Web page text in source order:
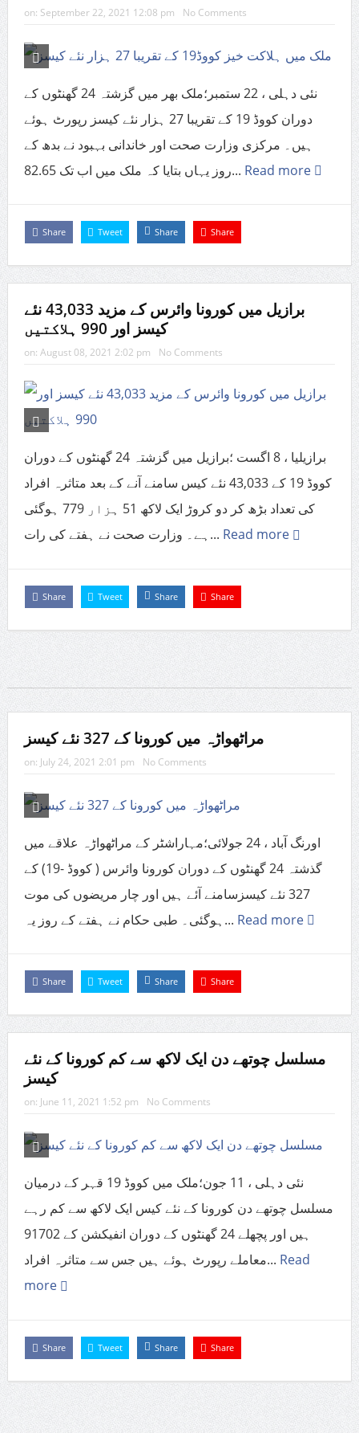
on: September 22, 2021 12:08 pm No Comments
نئی دہلی ، 22 ستمبر؛ملک بھر میں گزشتہ 24 گھنٹوں کے
دوران کووڈ 19 کے تقریبا 27 ہزار نئے کیسز رپورٹ ہوئے
ہیں۔ مرکزی وزارت صحت اور خاندانی بہبود نے بدھ کے
روز یہاں بتایا کہ ملک میں اب تک 82.65... Read more
Share Tweet Share Share
برازیل میں کورونا وائرس کے مزید 43,033 نئے
کیسز اور 990 ہلاکتیں
on: August 08, 2021 2:02 pm No Comments
برازیلیا ، 8 اگست ؛برازیل میں گزشتہ 24 گھنٹوں کے دوران
کووڈ 19 کے 43,033 نئے کیس سامنے آنے کے بعد متاثرہ افراد
کی تعداد بڑھ کر دو کروڑ ایک لاکھ 51 ہزار 779 ہوگئی
ہے۔ وزارت صحت نے ہفتے کی رات... Read more
Share Tweet Share Share
مراٹھواڑہ میں کورونا کے 327 نئے کیسز
on: July 24, 2021 2:01 pm No Comments
اورنگ آباد ، 24 جولائی؛مہاراشٹر کے مراٹھواڑہ علاقے میں
گذشتہ 24 گھنٹوں کے دوران کورونا وائرس ( کووڈ -19) کے
327 نئے کیسزسامنے آئے ہیں اور چار مریضوں کی موت
ہوگئی۔ طبی حکام نے ہفتے کے روز یہ... Read more
Share Tweet Share Share
مسلسل چوتھے دن ایک لاکھ سے کم کورونا کے نئے
کیسز
on: June 11, 2021 1:52 pm No Comments
نئی دہلی ، 11 جون؛ملک میں کووڈ 19 قہر کے درمیان
مسلسل چوتھے دن کورونا کے نئے کیس ایک لاکھ سے کم رہے
ہیں اور پچھلے 24 گھنٹوں کے دوران انفیکشن کے 91702
معاملے رپورٹ ہوئے ہیں جس سے متاثرہ افراد... Read
more
Share Tweet Share Share